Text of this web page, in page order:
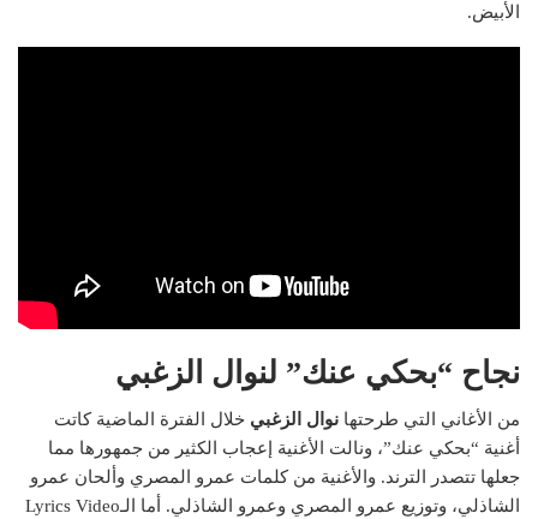
الأبيض.
نجاح “بحكي عنك” لنوال الزغبي
من الأغاني التي طرحتها نوال الزغبي خلال الفترة الماضية كاتت
أغنية “بحكي عنك”، ونالت الأغنية إعجاب الكثير من جمهورها مما
جعلها تتصدر الترند. والأغنية من كلمات عمرو المصري وألحان عمرو
الشاذلي، وتوزيع عمرو المصري وعمرو الشاذلي. أما الـLyrics Video